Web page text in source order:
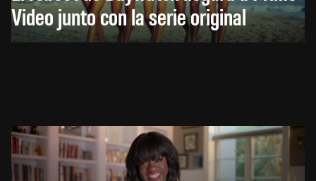
Video junto con la serie original